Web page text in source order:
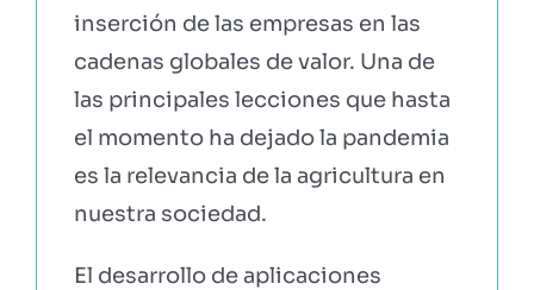
COMUNIDAD AGRI
EBOOKS Y RECURSOS
inserción de las empresas en las
cadenas globales de valor. Una de
las principales lecciones que hasta
el momento ha dejado la pandemia
es la relevancia de la agricultura en
nuestra sociedad.
El desarrollo de aplicaciones